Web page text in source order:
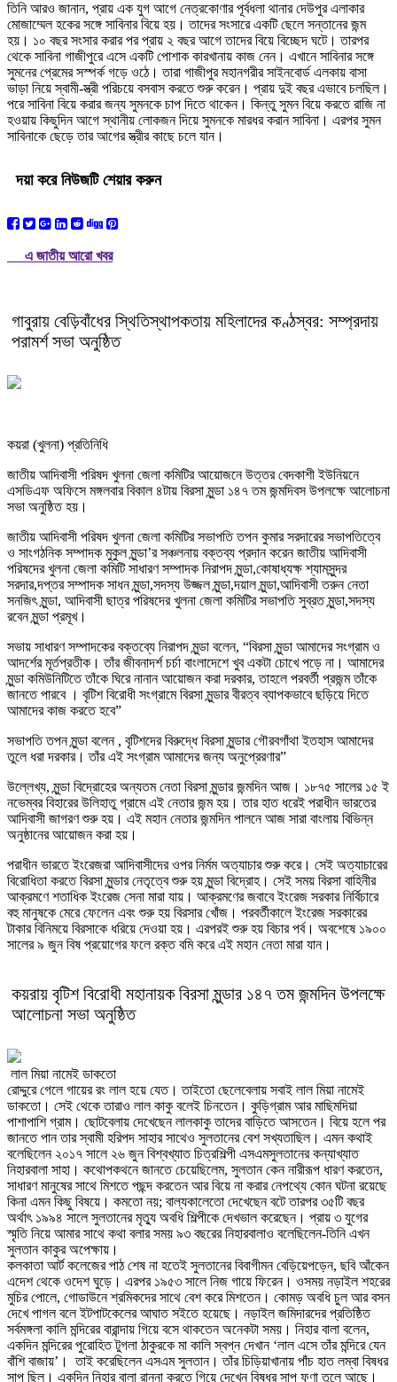
তিনি আরও জানান, প্রায় এক যুগ আগে নেত্রকোণার পূর্বধলা থানার দেউপুর এলাকার
মোজাম্মেল হকের সঙ্গে সাবিনার বিয়ে হয়। তাদের সংসারে একটি ছেলে সন্তানের জন্ম
হয়। ১০ বছর সংসার করার পর প্রায় ২ বছর আগে তাদের বিয়ে বিচ্ছেদ ঘটে। তারপর
থেকে সাবিনা গাজীপুরে এসে একটি পোশাক কারখানায় কাজ নেন। এখানে সাবিনার সঙ্গে
সুমনের প্রেমের সস্পর্ক গড়ে ওঠে। তারা গাজীপুর মহানগরীর সাইনবোর্ড এলকায় বাসা
ভাড়া নিয়ে স্বামী-স্ত্রী পরিচয়ে বসবাস করতে শুরু করেন। প্রায় দুই বছর এভাবে চলছিল।
পরে সাবিনা বিয়ে করার জন্য সুমনকে চাপ দিতে থাকেন। কিন্তু সুমন বিয়ে করতে রাজি না
হওয়ায় কিছুদিন আগে স্থানীয় লোকজন দিয়ে সুমনকে মারধর করান সাবিনা। এরপর সুমন
সাবিনাকে ছেড়ে তার আগের স্ত্রীর কাছে চলে যান।
দয়া করে নিউজটি শেয়ার করুন
এ জাতীয় আরো খবর
গাবুরায় বেড়িবাঁধের স্থিতিস্থাপকতায় মহিলাদের কণ্ঠস্বর: সম্প্রদায়
পরামর্শ সভা অনুষ্ঠিত
কয়রা (খুলনা) প্রতিনিধি
জাতীয় আদিবাসী পরিষদ খুলনা জেলা কমিটির আয়োজনে উত্তর বেদকাশী ইউনিয়নে
এসডিএফ অফিসে মঙ্গলবার বিকাল ৪টায় বিরসা মুন্ডা ১৪৭ তম জন্মদিবস উপলক্ষে আলোচনা
সভা অনুষ্ঠিত হয়।
জাতীয় আদিবাসী পরিষদ খুলনা জেলা কমিটির সভাপতি তপন কুমার সরদারের সভাপতিত্বে
ও সাংগঠনিক সম্পাদক মুকুল মুন্ডা’র সঞ্চলনায় বক্তব্য প্রদান করেন জাতীয় আদিবাসী
পরিষদের খুলনা জেলা কমিটি সাধারণ সম্পাদক নিরাপদ মুন্ডা,কোষাধ্যক্ষ শ্যামসুন্দর
সরদার,দপ্তর সম্পাদক সাধন মুন্ডা,সদস্য উজ্জল মুন্ডা,দয়াল মুন্ডা,আদিবাসী তরুন নেতা
সনজিৎ মুন্ডা, আদিবাসী ছাত্র পরিষদের খুলনা জেলা কমিটির সভাপতি সুব্রত মুন্ডা,সদস্য
রবেন মুন্ডা প্রমূখ।
সভায় সাধারণ সম্পাদকের বক্তব্যে নিরাপদ মুন্ডা বলেন, “বিরসা মুন্ডা আমাদের সংগ্রাম ও
আদর্শের মূর্তপ্রতীক। তাঁর জীবনাদর্শ চর্চা বাংলাদেশে খুব একটা চোখে পড়ে না। আমাদের
মুন্ডা কমিউনিটিতে তাঁকে ঘিরে নানান আয়োজন করা দরকার, তাহলে পরবর্তী প্রজন্ম তাঁকে
জানতে পারবে । বৃটিশ বিরোধী সংগ্রামে বিরসা মুন্ডার বীরত্ব ব্যাপকভাবে ছড়িয়ে দিতে
আমাদের কাজ করতে হবে”
সভাপতি তপন মুন্ডা বলেন , বৃটিশদের বিরুদ্ধে বিরসা মুন্ডার গৌরবগাঁথা ইতহাস আমাদের
তুলে ধরা দরকার। তাঁর এই সংগ্রাম আমাদের জন্য অনুপ্রেরণার”
উল্লেখ্য, মুন্ডা বিদ্রোহের অন্যতম নেতা বিরসা মুন্ডার জন্মদিন আজ। ১৮৭৫ সালের ১৫ ই
নভেম্বর বিহারের উলিহাতু গ্রামে এই নেতার জন্ম হয়। তার হাত ধরেই পরাধীন ভারতের
আদিবাসী জাগরণ শুরু হয়। এই মহান নেতার জন্মদিন পালনে আজ সারা বাংলায় বিভিন্ন
অনুষ্ঠানের আয়োজন করা হয়।
পরাধীন ভারতে ইংরেজরা আদিবাসীদের ওপর নির্মম অত্যাচার শুরু করে। সেই অত্যাচারের
বিরোধিতা করতে বিরসা মুন্ডার নেতৃত্বে শুরু হয় মুন্ডা বিদ্রোহ। সেই সময় বিরসা বাহিনীর
আক্রমণে শতাধিক ইংরেজ সেনা মারা যায়। আক্রমণের জবাবে ইংরেজ সরকার নির্বিচারে
বহু মানুষকে মেরে ফেলেন এবং শুরু হয় বিরসার খোঁজ। পরবর্তীকালে ইংরেজ সরকারের
টাকার বিনিময়ে বিরসাকে ধরিয়ে দেওয়া হয়। এরপরই শুরু হয় বিচার পর্ব। অবশেষে ১৯০০
সালের ৯ জুন বিষ প্রয়োগের ফলে রক্ত বমি করে এই মহান নেতা মারা যান।
কয়রায় বৃটিশ বিরোধী মহানায়ক বিরসা মুন্ডার ১৪৭ তম জন্মদিন উপলক্ষে
আলোচনা সভা অনুষ্ঠিত
লাল মিয়া নামেই ডাকতো
রোদ্দুরে গেলে গায়ের রং লাল হয়ে যেত। তাইতো ছেলেবেলায় সবাই লাল মিয়া নামেই
ডাকতো। সেই থেকে তারাও লাল কাকু বলেই চিনতেন। কুড়িগ্রাম আর মাছিমদিয়া
পাশাপাশি গ্রাম। ছোটবেলায় দেখেছেন লালকাকু তাদের বাড়িতে আসতেন। বিয়ে হলে পর
জানতে পান তার স্বামী হরিপদ সাহার সাথেও সুলতানের বেশ সখ্যতাছিল। এমন কথাই
বলেছিলেন ২০১৭ সালে ২৬ জুন বিশ্বখ্যাত চিত্রশিল্পী এসএমসুলতানের কন্যাখ্যাত
নিহারবালা সাহা। কথোপকথনে জানতে চেয়েছিলেম, সুলতান কেন নারীরূপ ধারণ করতেন,
সাধারণ মানুষের সাথে মিশতে পছন্দ করতেন আর বিয়ে না করার নেপথ্যে কোন ঘটনা রয়েছে
কিনা এমন কিছু বিষয়ে। কমতো নয়; বাল্যকালেতো দেখেছেন বটে তারপর ৩৫টি বছর
অর্থাৎ ১৯৯৪ সালে সুলতানের মৃত্যু অবধি শিল্পীকে দেখভাল করেছেন। প্রায় ৩ যুগের
স্মৃতি নিয়ে আমার সাথে কথা বলার সময় ৯৩ বছরের নিহারবালাও বলেছিলেন-তিনি এখন
সুলতান কাকুর অপেক্ষায়।
কলকাতা আর্ট কলেজের পাঠ শেষ না হতেই সুলতানের বিবাগীমন বেড়িয়েপড়েন, ছবি আঁকেন
এদেশ থেকে ওদেশ ঘুড়ে। এরপর ১৯৫৩ সালে নিজ গায়ে ফিরেন। ওসময় নড়াইল শহরের
মুচির পোলে, গোডাউনে শ্রমিকদের সাথে বেশ করে মিশতেন। কোমড় অবধি চুল আর বসন
দেখে পাগল বলে ইটপাটকেলের আঘাত সইতে হয়েছে। নড়াইল জমিদারদের প্রতিষ্ঠিত
সর্বমঙ্গলা কালি মন্দিরের বারান্দায় গিয়ে বসে থাকতেন অনেকটা সময়। নিহার বালা বলেন,
একদিন মন্দিরের পুরোহিত টুগলা ঠাকুরকে মা কালি স্বপ্ন দেখান ‘লাল এসে তাঁর মন্দিরে যেন
বাঁশি বাজায়’। তাই করেছিলেন এসএম সুলতান। তাঁর চিড়িয়াখানায় পাঁচ হাত লম্বা বিষধর
সাপ ছিল। একদিন নিহার বালা রান্না করতে গিয়ে দেখেন বিষধর সাপ ফণা তুলে আছে।